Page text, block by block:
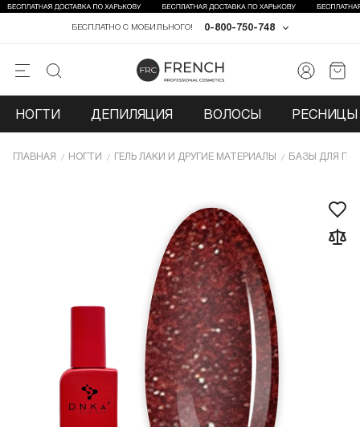
0-800-750-748
БЕСПЛАТНО С МОБИЛЬНОГО!
НОГТИ ДЕПИЛЯЦИЯ ВОЛОСЫ РЕСНИЦЫ
ГЛАВНАЯ НОГТИ ГЕЛЬ ЛАКИ И ДРУГИЕ МАТЕРИАЛЫ БАЗЫ ДЛЯ